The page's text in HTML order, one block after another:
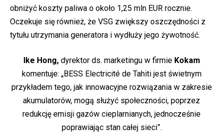
obniżyć koszty paliwa o około 1,25 mln EUR rocznie.
Oczekuje się również, że VSG zwiększy oszczędności z
tytułu utrzymania generatora i wydłuży jego żywotność.
Ike Hong, dyrektor ds. marketingu w firmieKokam
komentuje: „BESS Electricité de Tahiti jest świetnym
przykładem tego, jak innowacyjne rozwiązania w zakresie
akumulatorów, mogą służyć społeczności, poprzez
redukcję emisji gazów cieplarnianych, jednocześnie
poprawiając stan całej sieci”.